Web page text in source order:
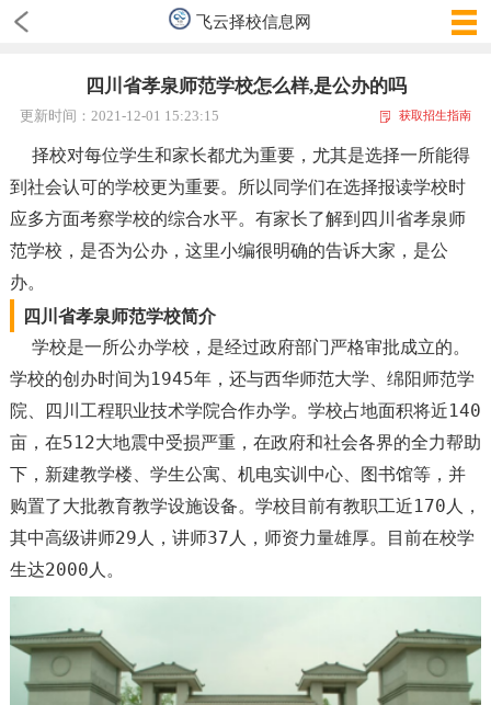
飞云择校信息网
四川省孝泉师范学校怎么样,是公办的吗
更新时间：2021-12-01 15:23:15 获取招生指南
择校对每位学生和家长都尤为重要，尤其是选择一所能得
到社会认可的学校更为重要。所以同学们在选择报读学校时
应多方面考察学校的综合水平。有家长了解到四川省孝泉师
范学校，是否为公办，这里小编很明确的告诉大家，是公
办。
四川省孝泉师范学校简介
学校是一所公办学校，是经过政府部门严格审批成立的。
学校的创办时间为1945年，还与西华师范大学、绵阳师范学
院、四川工程职业技术学院合作办学。学校占地面积将近140
亩，在512大地震中受损严重，在政府和社会各界的全力帮助
下，新建教学楼、学生公寓、机电实训中心、图书馆等，并
购置了大批教育教学设施设备。学校目前有教职工近170人，
其中高级讲师29人，讲师37人，师资力量雄厚。目前在校学
生达2000人。